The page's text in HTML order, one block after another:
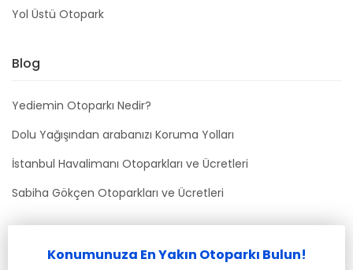
Yol Üstü Otopark
Blog
Yediemin Otoparkı Nedir?
Dolu Yağışından arabanızı Koruma Yolları
İstanbul Havalimanı Otoparkları ve Ücretleri
Sabiha Gökçen Otoparkları ve Ücretleri
Konumunuza En Yakın Otoparkı Bulun!